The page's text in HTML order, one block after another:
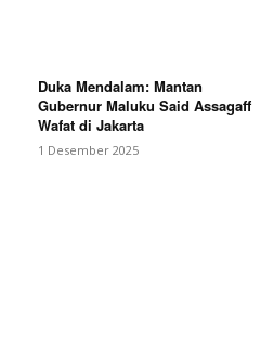
Duka Mendalam: Mantan
Gubernur Maluku Said Assagaff
Wafat di Jakarta
1 Desember 2025